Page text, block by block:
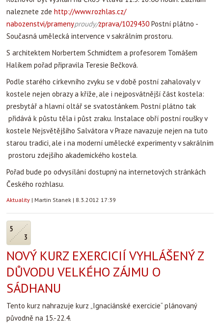
naleznete zde http://www.rozhlas.cz/
nabozenstvi/pramenyproudy/zprava/1029430 Postní plátno -
Současná umělecká intervence v sakrálním prostoru.
S architektem Norbertem Schmidtem a profesorem Tomášem
Halíkem pořad připravila Teresie Bečková.
Podle starého církevního zvyku se v době postní zahalovaly v
kostele nejen obrazy a kříže, ale i nejposvátnější část kostela:
presbytář a hlavní oltář se svatostánkem. Postní plátno tak
přidává k půstu těla i půst zraku. Instalace obří postní roušky v
kostele Nejsvětějšího Salvátora v Praze navazuje nejen na tuto
starou tradici, ale i na moderní umělecké experimenty v sakrálním
prostoru zdejšího akademického kostela.
Pořad bude po odvysílání dostupný na internetových stránkách
Českého rozhlasu.
Aktuality | Martin Stanek | 8.3.2012 17:39
5
3
NOVÝ KURZ EXERCICIÍ VYHLÁŠENÝ Z
DŮVODU VELKÉHO ZÁJMU O
SÁDHANU
Tento kurz nahrazuje kurz „Ignaciánské exercicie“ plánovaný
původně na 15.-22.4.